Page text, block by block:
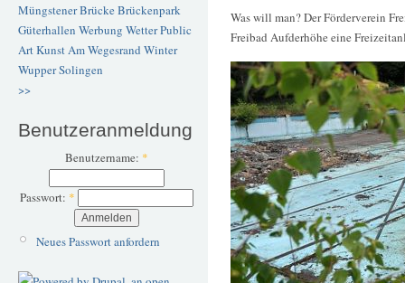
Müngstener BrückeBrückenpark
Güterhallen Werbung WetterPublic
ArtKunstAm Wegesrand Winter
WupperSolingen
>>
Benutzeranmeldung
Benutzername: *
Passwort: *
Neues Passwort anfordern
Was will man? Der Förderverein
Freibad Aufderhöhe eine